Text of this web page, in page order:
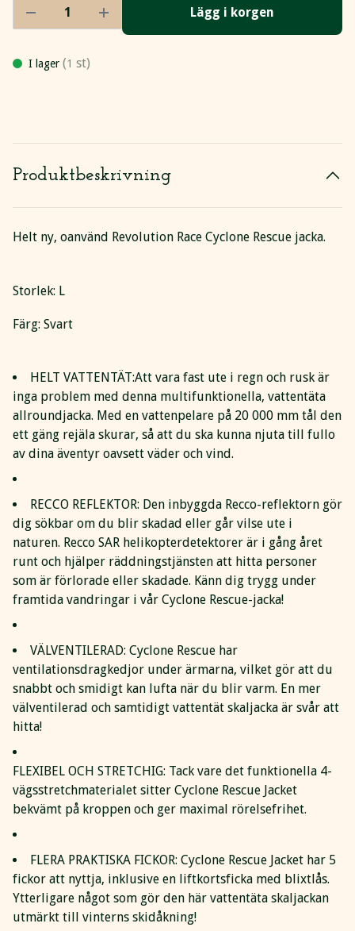
Lägg i korgen
I lager (1 st)
Produktbeskrivning
Helt ny, oanvänd Revolution Race Cyclone Rescue jacka.
Storlek: L
Färg: Svart
HELT VATTENTÄT:Att vara fast ute i regn och rusk är
inga problem med denna multifunktionella, vattentäta
allroundjacka. Med en vattenpelare på 20 000 mm tål den
ett gäng rejäla skurar, så att du ska kunna njuta till fullo
av dina äventyr oavsett väder och vind.
RECCO REFLEKTOR: Den inbyggda Recco-reflektorn gör
dig sökbar om du blir skadad eller går vilse ute i
naturen. Recco SAR helikopterdetektorer är i gång året
runt och hjälper räddningstjänsten att hitta personer
som är förlorade eller skadade. Känn dig trygg under
framtida vandringar i vår Cyclone Rescue-jacka!
VÄLVENTILERAD: Cyclone Rescue har
ventilationsdragkedjor under ärmarna, vilket gör att du
snabbt och smidigt kan lufta när du blir varm. En mer
välventilerad och samtidigt vattentät skaljacka är svår att
hitta!
FLEXIBEL OCH STRETCHIG: Tack vare det funktionella 4-
vägsstretchmaterialet sitter Cyclone Rescue Jacket
bekvämt på kroppen och ger maximal rörelsefrihet.
FLERA PRAKTISKA FICKOR: Cyclone Rescue Jacket har 5
fickor att nyttja, inklusive en liftkortsficka med blixtlås.
Ytterligare något som gör den här vattentäta skaljackan
utmärkt till vinterns skidåkning!